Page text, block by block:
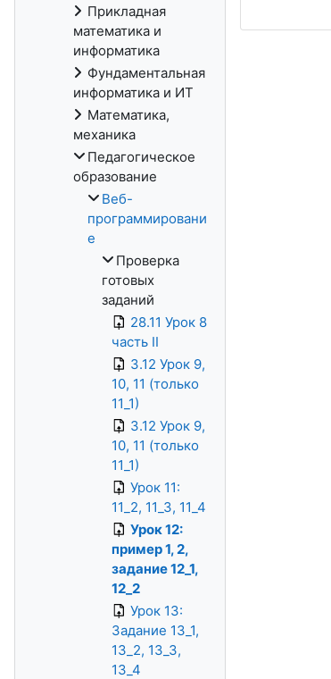
Прикладная
математика и
информатика
Фундаментальная
информатика и ИТ
Математика,
механика
Педагогическое
образование
Веб-
программировани
е
Проверка
готовых
заданий
28.11 Урок 8
часть II
3.12 Урок 9,
10, 11 (только
11_1)
3.12 Урок 9,
10, 11 (только
11_1)
Урок 11:
11_2, 11_3, 11_4
Урок 12:
пример 1, 2,
задание 12_1,
12_2
Урок 13:
Задание 13_1,
13_2, 13_3,
13_4